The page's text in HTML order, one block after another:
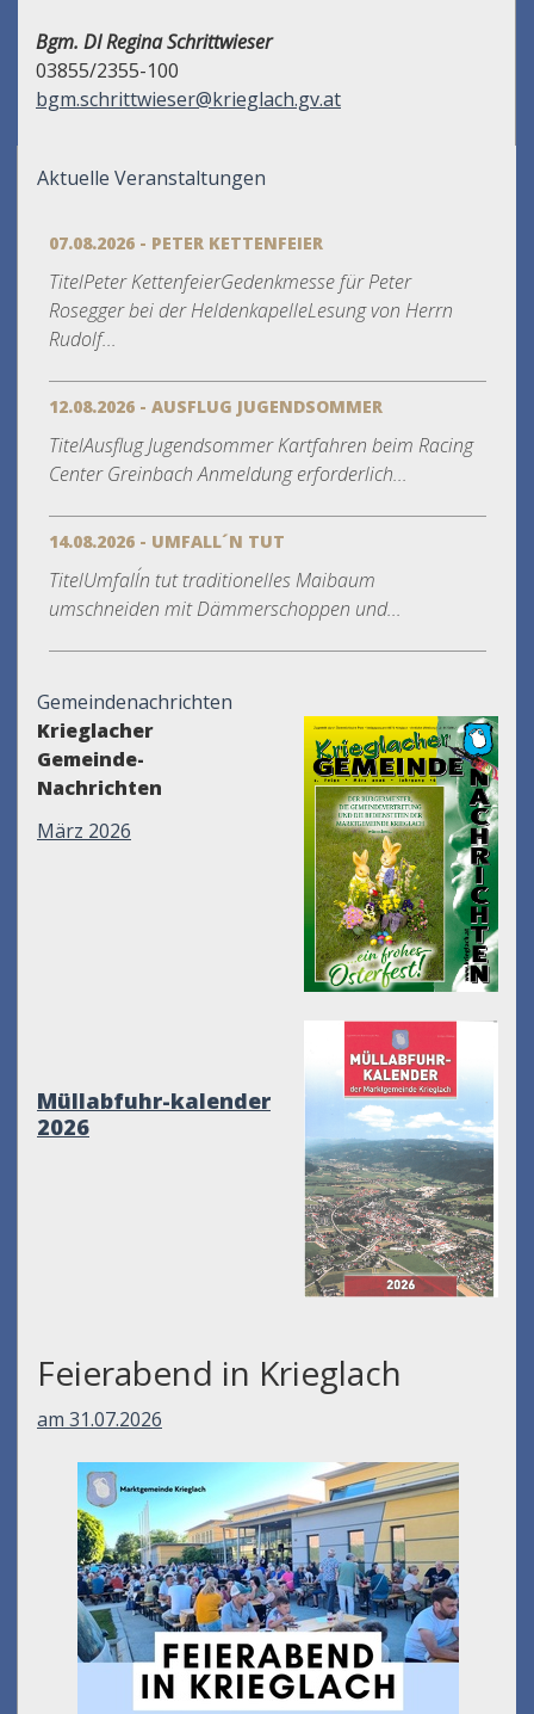
Bgm. DI Regina Schrittwieser
03855/2355-100
bgm.schrittwieser@krieglach.gv.at
Aktuelle Veranstaltungen
07.08.2026 - PETER KETTENFEIER
TitelPeter KettenfeierGedenkmesse für Peter
Rosegger bei der HeldenkapelleLesung von Herrn
Rudolf...
12.08.2026 - AUSFLUG JUGENDSOMMER
TitelAusflug Jugendsommer Kartfahren beim Racing
Center Greinbach Anmeldung erforderlich...
14.08.2026 - UMFALL´N TUT
TitelUmfall´n tut traditionelles Maibaum
umschneiden mit Dämmerschoppen und...
Gemeindenachrichten
Krieglacher
Gemeinde-
Nachrichten
März 2026
Müllabfuhr-kalender
2026
Feierabend in Krieglach
am 31.07.2026